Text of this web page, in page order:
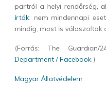
partról a helyi rendőrség,
írták: nem mindennapi
mindig, most is válaszoltak
(Forrás: The Guardian/
Department / Facebook )
Magyar Állatvédelem